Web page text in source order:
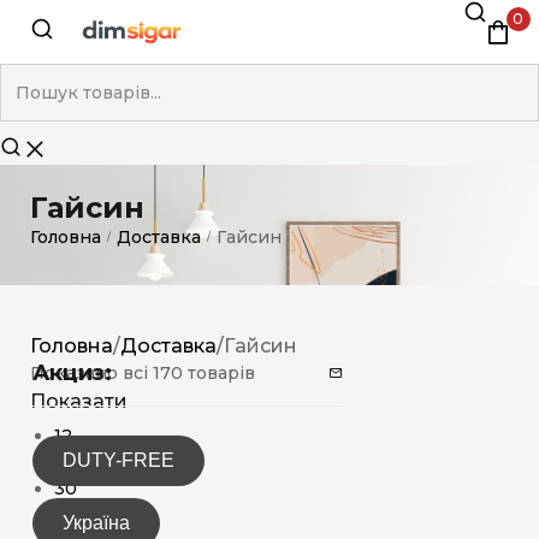
0
Гайсин
Головна / Доставка / Гайсин
Акциз:
DUTY-FREE
Україна
Головна/Доставка/Гайсин
Показано всі 170 товарів
Показати
12
15
30